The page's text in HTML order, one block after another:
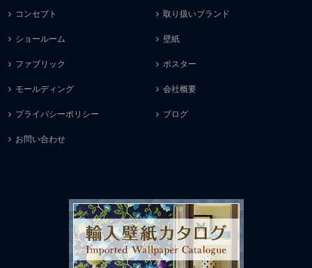
コンセプト 取り扱いブランド
ショールーム 壁紙
ファブリック ポスター
モールディング 会社概要
プライバシーポリシー ブログ
お問い合わせ